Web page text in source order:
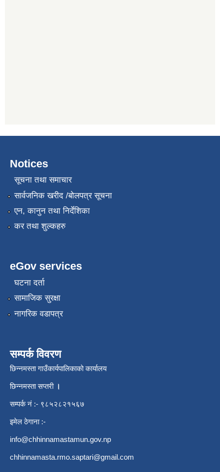
Notices
सूचना तथा समाचार
सार्वजनिक खरीद /बोलपत्र सूचना
एन, कानुन तथा निर्देशिका
कर तथा शुल्कहरु
eGov services
घटना दर्ता
सामाजिक सुरक्षा
नागरिक वडापत्र
सम्पर्क विवरण
छिन्नमस्ता गाउँकार्यपालिकाको कार्यालय
छिन्नमस्ता सप्तरी ।
सम्पर्क नं :- ९८५२८२१५६७
इमेल ठेगाना :-
info@chhinnamastamun.gov.np
chhinnamasta.rmo.saptari@gmail.com